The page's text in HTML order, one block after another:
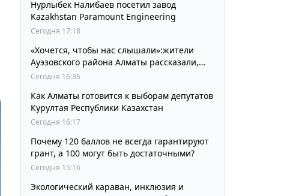
Нурлыбек Налибаев посетил завод
Kazakhstan Paramount Engineering
Сегодня 17:18
«Хочется, чтобы нас слышали»:жители
Ауэзовского района Алматы рассказали,
чего ждут от выборов депутатов Курултая
Сегодня 16:36
Как Алматы готовится к выборам депутатов
Курултая Республики Казахстан
Сегодня 16:17
Почему 120 баллов не всегда гарантируют
грант, а 100 могут быть достаточными?
Сегодня 15:16
Экологический караван, инклюзия и